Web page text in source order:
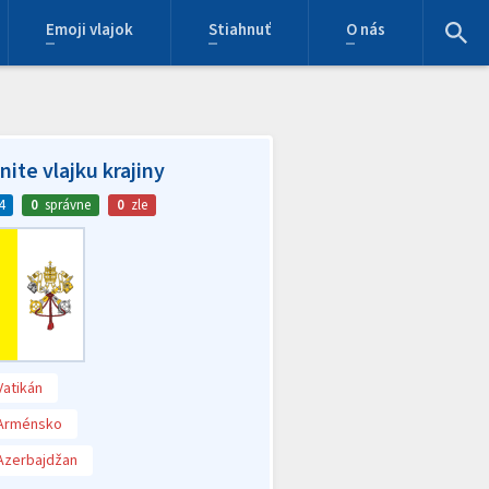
Emoji vlajok Stiahnuť O nás
vlajku krajiny
0 správne 0 zle